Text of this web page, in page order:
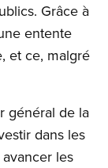
Grâce à
entente
et ce, malgré
général de la
dans les
les